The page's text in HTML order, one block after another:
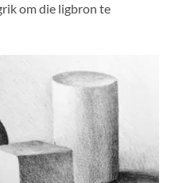
om die ligbron te